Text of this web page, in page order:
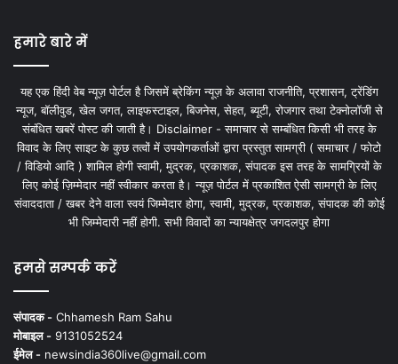
हमारे बारे में
यह एक हिंदी वेब न्यूज़ पोर्टल है जिसमें ब्रेकिंग न्यूज़ के अलावा राजनीति, प्रशासन, ट्रेंडिंग
न्यूज, बॉलीवुड, खेल जगत, लाइफस्टाइल, बिजनेस, सेहत, ब्यूटी, रोजगार तथा टेक्नोलॉजी से
संबंधित खबरें पोस्ट की जाती है। Disclaimer - समाचार से सम्बंधित किसी भी तरह के
विवाद के लिए साइट के कुछ तत्वों में उपयोगकर्ताओं द्वारा प्रस्तुत सामग्री ( समाचार / फोटो
/ विडियो आदि ) शामिल होगी स्वामी, मुद्रक, प्रकाशक, संपादक इस तरह के सामग्रियों के
लिए कोई ज़िम्मेदार नहीं स्वीकार करता है। न्यूज़ पोर्टल में प्रकाशित ऐसी सामग्री के लिए
संवाददाता / खबर देने वाला स्वयं जिम्मेदार होगा, स्वामी, मुद्रक, प्रकाशक, संपादक की कोई
भी जिम्मेदारी नहीं होगी. सभी विवादों का न्यायक्षेत्र जगदलपुर होगा
हमसे सम्पर्क करें
संपादक - Chhamesh Ram Sahu
मोबाइल - 9131052524
ईमेल - newsindia360live@gmail.com